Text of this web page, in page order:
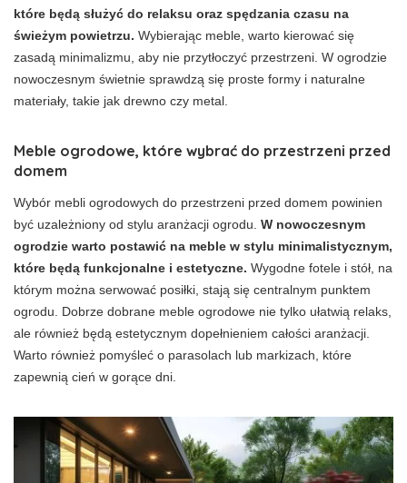
które będą służyć do relaksu oraz spędzania czasu na
świeżym powietrzu. Wybierając meble, warto kierować się
zasadą minimalizmu, aby nie przytłoczyć przestrzeni. W ogrodzie
nowoczesnym świetnie sprawdzą się proste formy i naturalne
materiały, takie jak drewno czy metal.
Meble ogrodowe, które wybrać do przestrzeni przed
domem
Wybór mebli ogrodowych do przestrzeni przed domem powinien
być uzależniony od stylu aranżacji ogrodu. W nowoczesnym
ogrodzie warto postawić na meble w stylu minimalistycznym,
które będą funkcjonalne i estetyczne. Wygodne fotele i stół, na
którym można serwować posiłki, stają się centralnym punktem
ogrodu. Dobrze dobrane meble ogrodowe nie tylko ułatwią relaks,
ale również będą estetycznym dopełnieniem całości aranżacji.
Warto również pomyśleć o parasolach lub markizach, które
zapewnią cień w gorące dni.